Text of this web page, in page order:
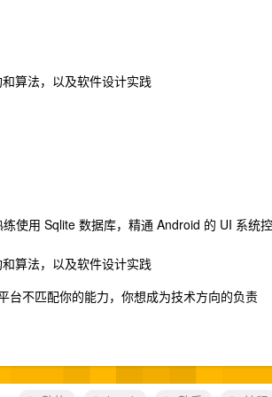
算法，以及软件设计实践
使用 Sqlite 数据库，精通 Android 的 UI 系统控
算法，以及软件设计实践
台不匹配你的能力，你想成为技术方向的负责